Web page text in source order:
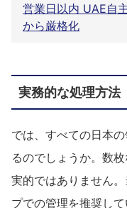
営業日以内 UAE自
から厳格化
実務的な処理方法
では、すべての日本
るのでしょうか。数
実的ではありません
プでの管理を推奨して